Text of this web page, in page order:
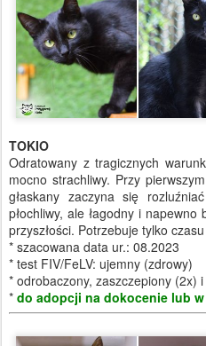
TOKIO
Odratowany z tragicznych
mocno strachliwy. Przy
głaskany zaczyna się
płochliwy, ale łagodny i
przyszłości. Potrzebuje tylko
* szacowana data ur.: 08.2023
* test FIV/FeLV: ujemny (zdrowy)
* odrobaczony, zaszczepiony (2x) i
* do adopcji na dokocenie lub